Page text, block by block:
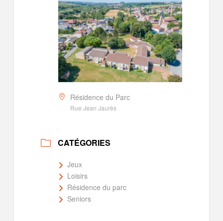
Résidence du Parc
Rue Jean Jaurès
CATÉGORIES
Jeux
Loisirs
Résidence du parc
Seniors